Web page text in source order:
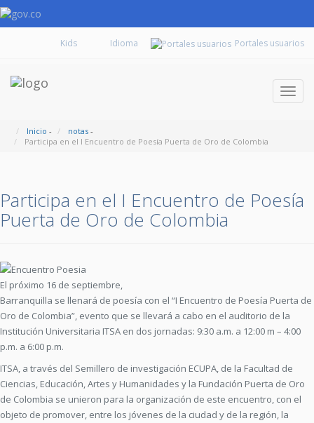
Kids Portales usuarios
Inicio - notas -
Participa en el I Encuentro de Poesía Puerta de Oro de Colombia
Participa en el I Encuentro de Poesía
Puerta de Oro de Colombia
El próximo 16 de septiembre,
Barranquilla se llenará de poesía con el “I Encuentro de Poesía Puerta de
Oro de Colombia”, evento que se llevará a cabo en el auditorio de la
Institución Universitaria ITSA en dos jornadas: 9:30 a.m. a 12:00 m – 4:00
p.m. a 6:00 p.m.
ITSA, a través del Semillero de investigación ECUPA, de la Facultad de
Ciencias, Educación, Artes y Humanidades y la Fundación Puerta de Oro
de Colombia se unieron para la organización de este encuentro, con el
objeto de promover, entre los jóvenes de la ciudad y de la región, la